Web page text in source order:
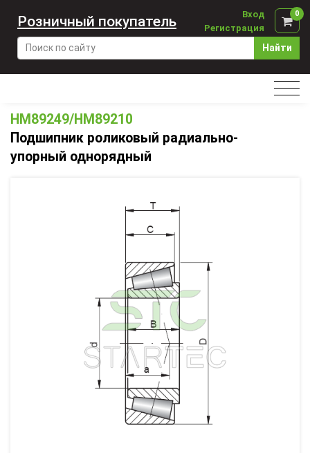
Найти
Вход
Регистрация
0
Розничный покупатель
HM89249/HM89210
Подшипник роликовый радиально-
упорный однорядный